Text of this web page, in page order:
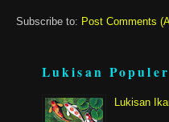
Subscribe to: Post Comments
Lukisan Populer
Lukisan